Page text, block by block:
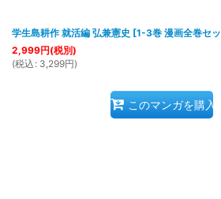
学生島耕作 就活編 弘兼憲史 [1-3巻 漫画全巻セ
2,999円(税別)
(税込 : 3,299円)
このマンガを購入